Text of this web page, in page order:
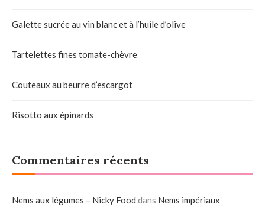
Galette sucrée au vin blanc et à l’huile d’olive
Tartelettes fines tomate-chèvre
Couteaux au beurre d’escargot
Risotto aux épinards
Commentaires récents
Nems aux légumes – Nicky Food dans Nems impériaux